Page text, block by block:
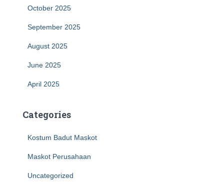
October 2025
September 2025
August 2025
June 2025
April 2025
Categories
Kostum Badut Maskot
Maskot Perusahaan
Uncategorized